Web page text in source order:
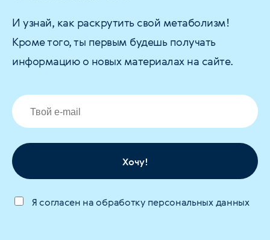
И узнай, как раскрутить свой метаболизм!
Кроме того, ты первым будешь получать
информацию о новых материалах на сайте.
Хочу!
Я согласен на обработку персональных данных